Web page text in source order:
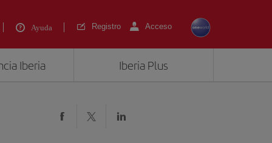
Ayuda Registro Acceso
Iberia Iberia Plus